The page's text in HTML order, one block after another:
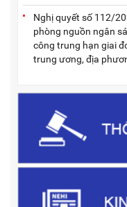
Nghị quyết số 112/
phòng nguồn ngân
công trung hạn giai
trung ương, địa